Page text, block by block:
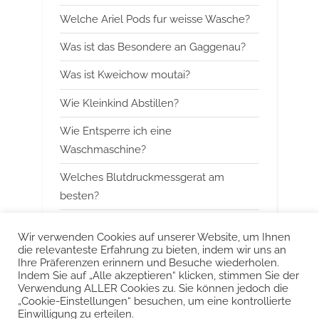
s
t
Welche Ariel Pods fur weisse Wasche?
Was ist das Besondere an Gaggenau?
Was ist Kweichow moutai?
Wie Kleinkind Abstillen?
Wie Entsperre ich eine
Waschmaschine?
Welches Blutdruckmessgerat am
besten?
Kann man Arbeitsspeicher kombinieren?
Was ist das Besondere an Smeg?
Wir verwenden Cookies auf unserer Website, um Ihnen
die relevanteste Erfahrung zu bieten, indem wir uns an
Ihre Präferenzen erinnern und Besuche wiederholen.
Indem Sie auf „Alle akzeptieren“ klicken, stimmen Sie der
Verwendung ALLER Cookies zu. Sie können jedoch die
„Cookie-Einstellungen“ besuchen, um eine kontrollierte
Einwilligung zu erteilen.